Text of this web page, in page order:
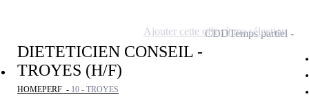
DIETETICIEN CONSEIL -
TROYES (H/F)
HOMEPERF - 10 - TROYES
CDDTemps partiel
Ajouter cette offre à ma sélection